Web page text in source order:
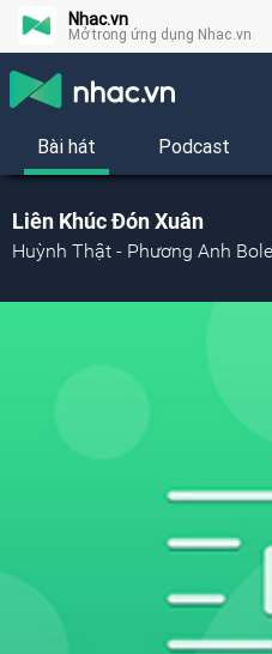
Nhac.vn
Mở trong ứng dụng Nhac.vn
Bài hát Podcast
Liên Khúc Đón Xuân
Huỳnh Thật - Phương Anh